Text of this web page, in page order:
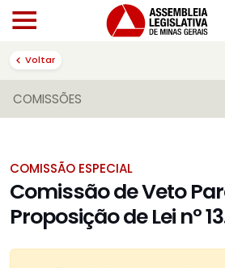
Voltar
COMISSÕES
COMISSÃO ESPECIAL
Comissão de Veto
Proposição de Lei nº